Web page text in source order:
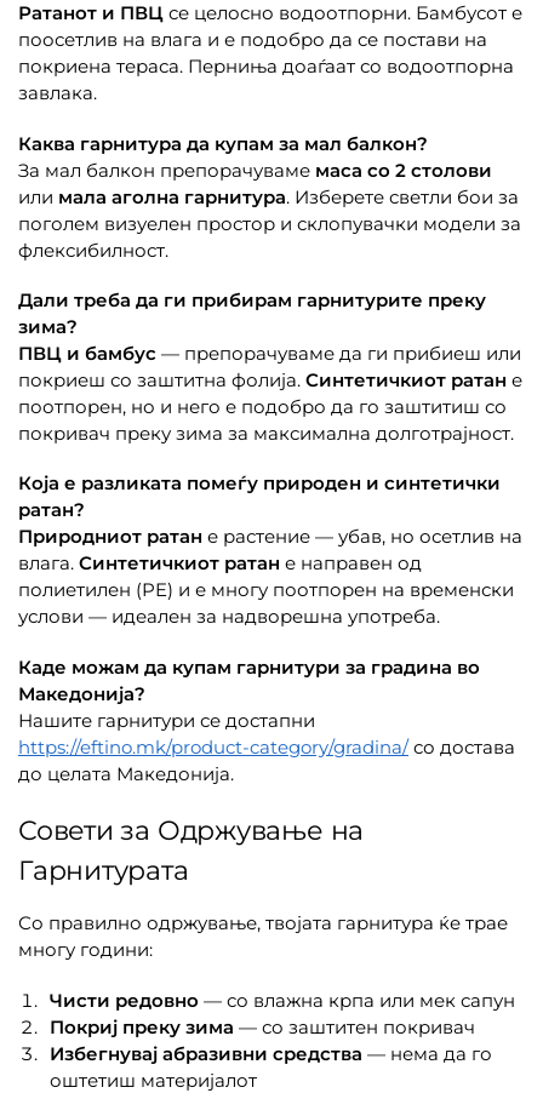
Ратанот и ПВЦ се целосно водоотпорни. Бамбусот е
поосетлив на влага и е подобро да се постави на
покриена тераса. Перниња доаѓаат со водоотпорна
завлака.
Каква гарнитура да купам за мал балкон?
За мал балкон препорачуваме маса со 2 столови
или мала аголна гарнитура. Изберете светли бои за
поголем визуелен простор и склопувачки модели за
флексибилност.
Дали треба да ги прибирам гарнитурите преку
зима?
ПВЦ и бамбус — препорачуваме да ги прибиеш или
покриеш со заштитна фолија. Синтетичкиот ратан е
поотпорен, но и него е подобро да го заштитиш со
покривач преку зима за максимална долготрајност.
Која е разликата помеѓу природен и синтетички
ратан?
Природниот ратан е растение — убав, но осетлив на
влага. Синтетичкиот ратан е направен од
полиетилен (PE) и е многу поотпорен на временски
услови — идеален за надворешна употреба.
Каде можам да купам гарнитури за градина во
Македонија?
Нашите гарнитури се достапни
https://eftino.mk/product-category/gradina/со достава
до целата Македонија.
Совети за Одржување на
Гарнитурата
Со правилно одржување, твојата гарнитура ќе трае
многу години:
Чисти редовно — со влажна крпа или мек сапун
Покриј преку зима — со заштитен покривач
Избегнувај абразивни средства — нема да го
оштетиш материјалот